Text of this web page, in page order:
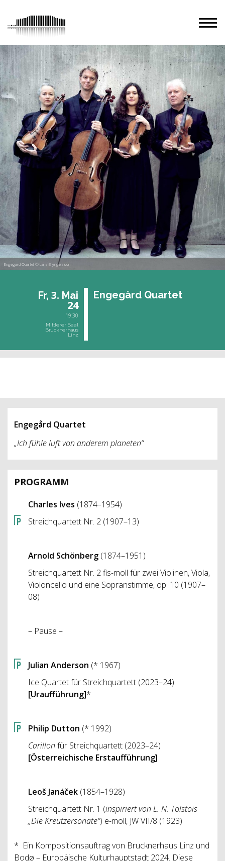
Engegard Quartet © Lars Bryngelsson
Fr, 3. Mai
24
19:30
Mittlerer Saal
Brucknerhaus
Linz
Engegård Quar­tet
Engegård Quartet
„Ich fühle luft von anderem planeten“
PROGRAMM
Charles Ives (1874–1954)
Streichquartett Nr. 2 (1907–13)
Arnold Schönberg (1874–1951)
Streichquartett Nr. 2 fis-moll für zwei Violinen, Viola,
Violoncello und eine Sopranstimme, op. 10 (1907–
08)
– Pause –
Julian Anderson (* 1967)
Ice Quartet für Streichquartett (2023–24)
[Uraufführung]*
Philip Dutton (* 1992)
Carillon für Streichquartett (2023–24)
[Österreichische Erstaufführung]
Leoš Janáček (1854–1928)
Streichquartett Nr. 1 (inspiriert von L. N. Tolstois
„Die Kreutzersonate“) e-moll, JW VII/8 (1923)
* Ein Kompositionsauftrag von Brucknerhaus Linz und
Bodø – Europäische Kulturhauptstadt 2024. Diese